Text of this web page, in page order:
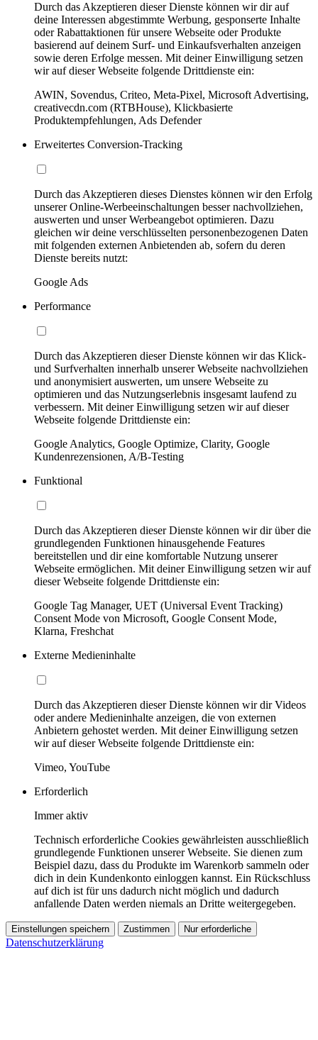
Durch das Akzeptieren dieser Dienste können wir dir auf
deine Interessen abgestimmte Werbung, gesponserte Inhalte
oder Rabattaktionen für unsere Webseite oder Produkte
basierend auf deinem Surf- und Einkaufsverhalten anzeigen
sowie deren Erfolge messen. Mit deiner Einwilligung setzen
wir auf dieser Webseite folgende Drittdienste ein:
AWIN, Sovendus, Criteo, Meta-Pixel, Microsoft Advertising,
creativecdn.com (RTBHouse), Klickbasierte
Produktempfehlungen, Ads Defender
Erweitertes Conversion-Tracking
Durch das Akzeptieren dieses Dienstes können wir den Erfolg
unserer Online-Werbeeinschaltungen besser nachvollziehen,
auswerten und unser Werbeangebot optimieren. Dazu
gleichen wir deine verschlüsselten personenbezogenen Daten
mit folgenden externen Anbietenden ab, sofern du deren
Dienste bereits nutzt:
Google Ads
Performance
Durch das Akzeptieren dieser Dienste können wir das Klick-
und Surfverhalten innerhalb unserer Webseite nachvollziehen
und anonymisiert auswerten, um unsere Webseite zu
optimieren und das Nutzungserlebnis insgesamt laufend zu
verbessern. Mit deiner Einwilligung setzen wir auf dieser
Webseite folgende Drittdienste ein:
Google Analytics, Google Optimize, Clarity, Google
Kundenrezensionen, A/B-Testing
Funktional
Durch das Akzeptieren dieser Dienste können wir dir über die
grundlegenden Funktionen hinausgehende Features
bereitstellen und dir eine komfortable Nutzung unserer
Webseite ermöglichen. Mit deiner Einwilligung setzen wir auf
dieser Webseite folgende Drittdienste ein:
Google Tag Manager, UET (Universal Event Tracking)
Consent Mode von Microsoft, Google Consent Mode,
Klarna, Freshchat
Externe Medieninhalte
Durch das Akzeptieren dieser Dienste können wir dir Videos
oder andere Medieninhalte anzeigen, die von externen
Anbietern gehostet werden. Mit deiner Einwilligung setzen
wir auf dieser Webseite folgende Drittdienste ein:
Vimeo, YouTube
Erforderlich
Immer aktiv
Technisch erforderliche Cookies gewährleisten ausschließlich
grundlegende Funktionen unserer Webseite. Sie dienen zum
Beispiel dazu, dass du Produkte im Warenkorb sammeln oder
dich in dein Kundenkonto einloggen kannst. Ein Rückschluss
auf dich ist für uns dadurch nicht möglich und dadurch
anfallende Daten werden niemals an Dritte weitergegeben.
Einstellungen speichern Zustimmen Nur erforderliche
Datenschutzerklärung